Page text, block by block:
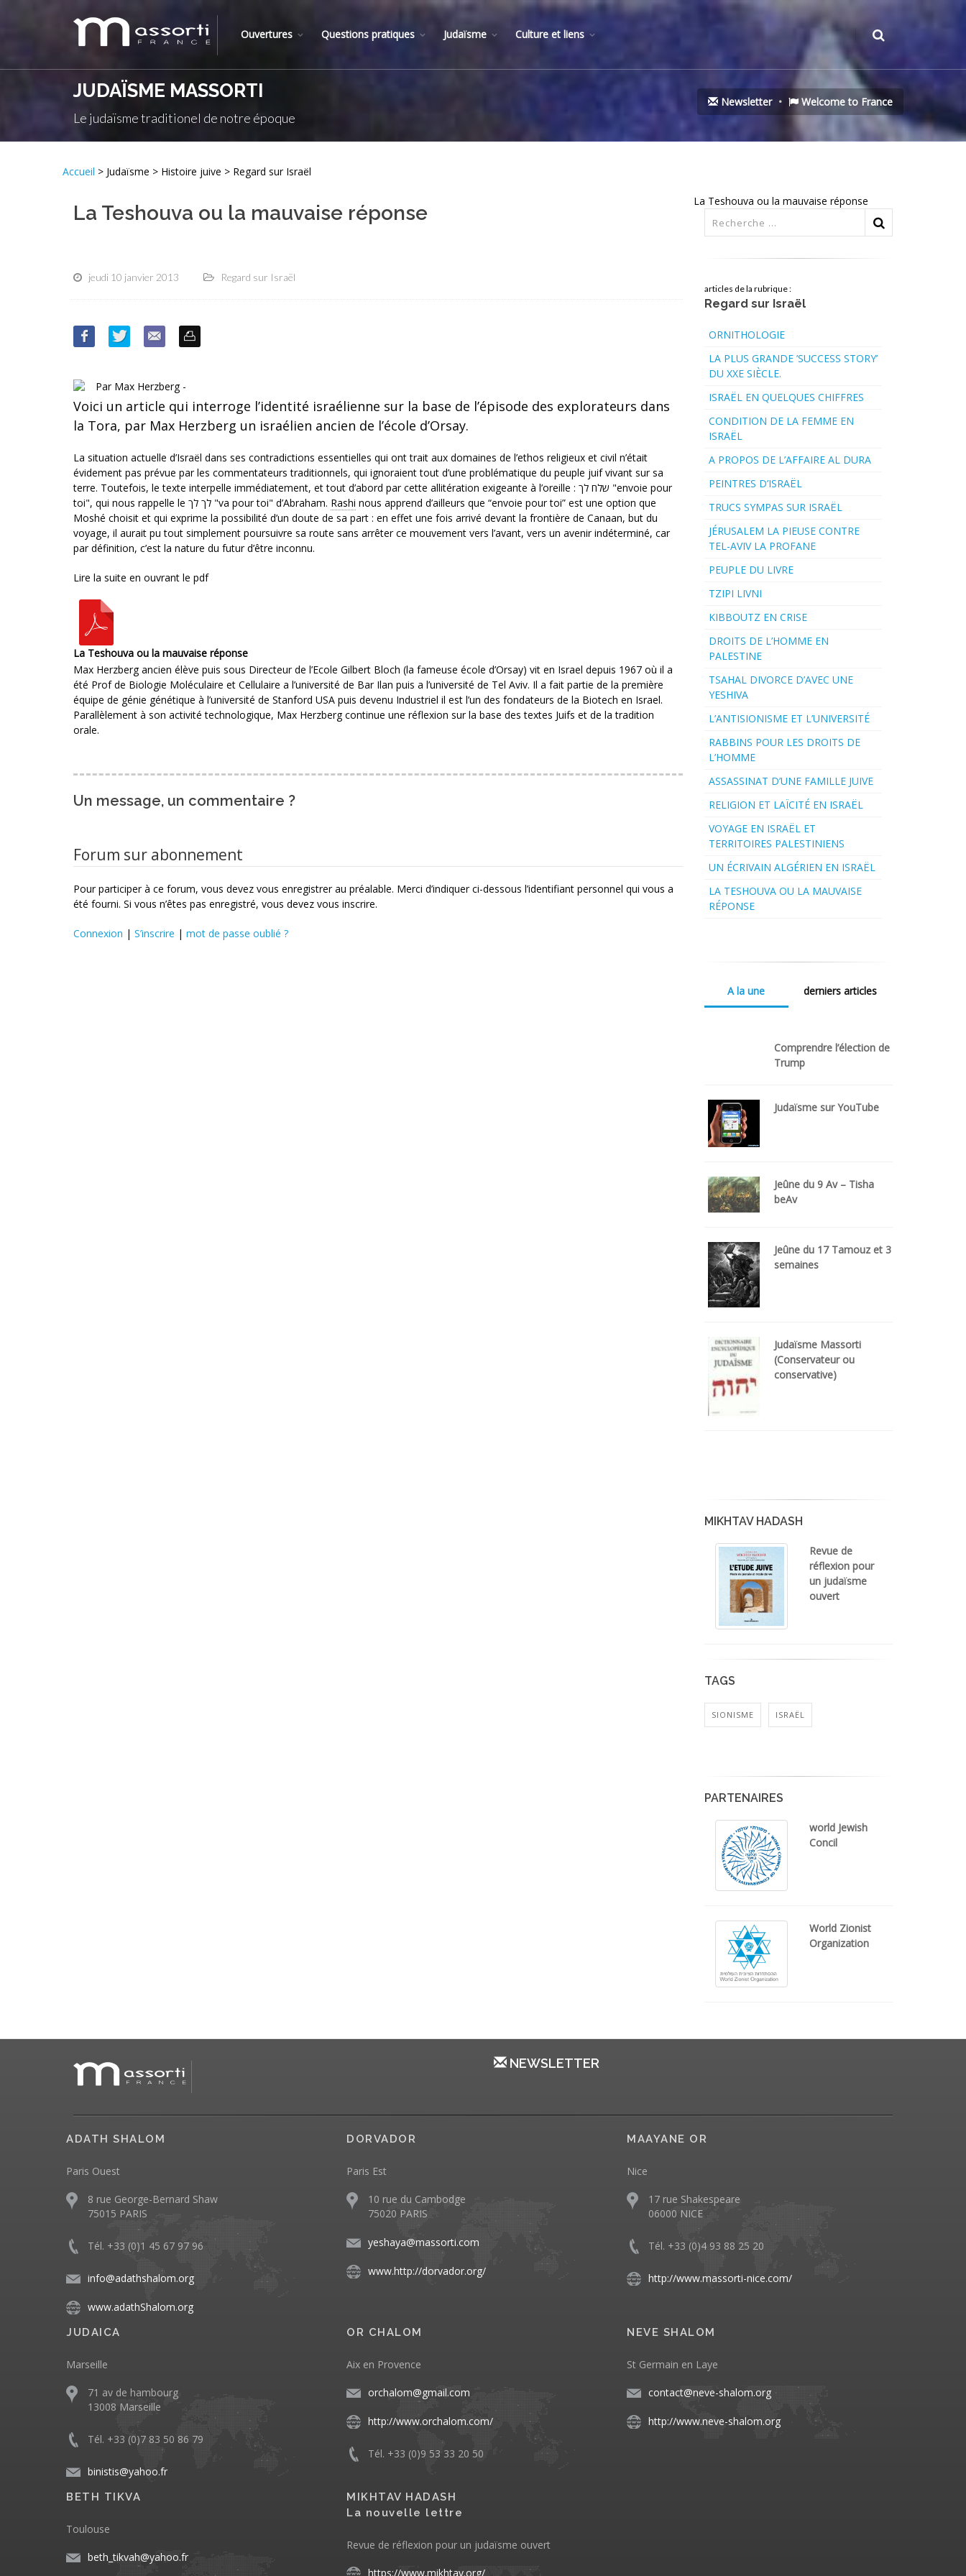
Ouvertures Questions pratiques Judaïsme Culture et liens
JUDAÏSME MASSORTI
Le judaïsme traditionel de notre époque
Newsletter Welcome to France
Accueil > Judaïsme > Histoire juive > Regard sur Israël
La Teshouva ou la mauvaise réponse
La Teshouva ou la mauvaise réponse
jeudi 10 janvier 2013 Regard sur Israël
Par Max Herzberg -
Voici un article qui interroge l’identité israélienne sur la base de l’épisode des explorateurs dans
la Tora, par Max Herzberg un israélien ancien de l’école d’Orsay.
La situation actuelle d’Israël dans ses contradictions essentielles qui ont trait aux domaines de l’ethos religieux et civil n’était
évidement pas prévue par les commentateurs traditionnels, qui ignoraient tout d’une problématique du peuple juif vivant sur sa
terre. Toutefois, le texte interpelle immédiatement, et tout d’abord par cette allitération exigeante à l’oreille : שלח לך "envoie pour
toi", qui nous rappelle le לך לך "va pour toi" d’Abraham. Rashi nous apprend d’ailleurs que “envoie pour toi” est une option que
Moshé choisit et qui exprime la possibilité d’un doute de sa part : en effet une fois arrivé devant la frontière de Canaan, but du
voyage, il aurait pu tout simplement poursuivre sa route sans arrêter ce mouvement vers l’avant, vers un avenir indéterminé, car
par définition, c’est la nature du futur d’être inconnu.
Lire la suite en ouvrant le pdf
La Teshouva ou la mauvaise réponse
Max Herzberg ancien élève puis sous Directeur de l’Ecole Gilbert Bloch (la fameuse école d’Orsay) vit en Israel depuis 1967 où il a
été Prof de Biologie Moléculaire et Cellulaire a l’université de Bar Ilan puis a l’université de Tel Aviv. Il a fait partie de la première
équipe de génie génétique à l’université de Stanford USA puis devenu Industriel il est l’un des fondateurs de la Biotech en Israel.
Parallèlement à son activité technologique, Max Herzberg continue une réflexion sur la base des textes Juifs et de la tradition
orale.
Un message, un commentaire ?
Forum sur abonnement
Pour participer à ce forum, vous devez vous enregistrer au préalable. Merci d’indiquer ci-dessous l’identifiant personnel qui vous a
été fourni. Si vous n’êtes pas enregistré, vous devez vous inscrire.
Connexion | S’inscrire | mot de passe oublié ?
articles de la rubrique :
Regard sur Israël
ORNITHOLOGIE
LA PLUS GRANDE ’SUCCESS STORY’
DU XXE SIÈCLE.
ISRAËL EN QUELQUES CHIFFRES
CONDITION DE LA FEMME EN
ISRAËL
A PROPOS DE L’AFFAIRE AL DURA
PEINTRES D’ISRAËL
TRUCS SYMPAS SUR ISRAËL
JÉRUSALEM LA PIEUSE CONTRE
TEL-AVIV LA PROFANE
PEUPLE DU LIVRE
TZIPI LIVNI
KIBBOUTZ EN CRISE
DROITS DE L’HOMME EN
PALESTINE
TSAHAL DIVORCE D’AVEC UNE
YESHIVA
L’ANTISIONISME ET L’UNIVERSITÉ
RABBINS POUR LES DROITS DE
L’HOMME
ASSASSINAT D’UNE FAMILLE JUIVE
RELIGION ET LAÏCITÉ EN ISRAËL
VOYAGE EN ISRAËL ET
TERRITOIRES PALESTINIENS
UN ÉCRIVAIN ALGÉRIEN EN ISRAËL
LA TESHOUVA OU LA MAUVAISE
RÉPONSE
A la une derniers articles
Comprendre l’élection de
Trump
Judaïsme sur YouTube
Jeûne du 9 Av – Tisha
beAv
Jeûne du 17 Tamouz et 3
semaines
Judaïsme Massorti
(Conservateur ou
conservative)
MIKHTAV HADASH
Revue de
réflexion pour
un judaïsme
ouvert
TAGS
SIONISME ISRAËL
PARTENAIRES
world Jewish
Concil
World Zionist
Organization
NEWSLETTER
ADATH SHALOM
Paris Ouest
8 rue George-Bernard Shaw
75015 PARIS
Tél. +33 (0)1 45 67 97 96
info@adathshalom.org
www.adathShalom.org
DORVADOR
Paris Est
10 rue du Cambodge
75020 PARIS
yeshaya@massorti.com
www.http://dorvador.org/
MAAYANE OR
Nice
17 rue Shakespeare
06000 NICE
Tél. +33 (0)4 93 88 25 20
http://www.massorti-nice.com/
JUDAICA
Marseille
71 av de hambourg
13008 Marseille
Tél. +33 (0)7 83 50 86 79
binistis@yahoo.fr
OR CHALOM
Aix en Provence
orchalom@gmail.com
http://www.orchalom.com/
Tél. +33 (0)9 53 33 20 50
NEVE SHALOM
St Germain en Laye
contact@neve-shalom.org
http://www.neve-shalom.org
BETH TIKVA
Toulouse
beth_tikvah@yahoo.fr
MIKHTAV HADASH
La nouvelle lettre
Revue de réflexion pour un judaïsme ouvert
https://www.mikhtav.org/